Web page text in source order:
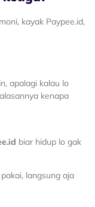
kayak Paypee.id,
apalagi kalau lo
kenapa
biar hidup lo gak
langsung aja